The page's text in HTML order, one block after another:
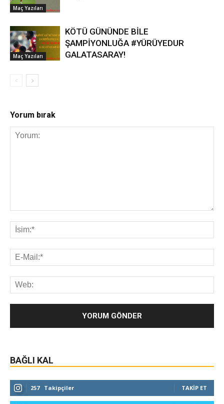
Maç Yazıları
Maç Yazıları
KÖTÜ GÜNÜNDE BİLE
ŞAMPİYONLUĞA #YÜRÜYEDUR
GALATASARAY!
Yorum bırak
BAĞLI KAL
257 Takipçiler TAKIP ET